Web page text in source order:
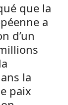
que la
a
d’un
la
paix